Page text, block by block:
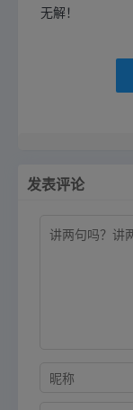
无解！
发表评论